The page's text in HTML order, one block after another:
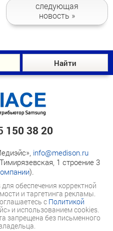
следующая
новость »
150 38 20
info@medison.ru
1 строение 3
).
обеспечения корректной
и таргетинга рекламы.
с Политикой
и использованием cookies.
запрещена без письменного